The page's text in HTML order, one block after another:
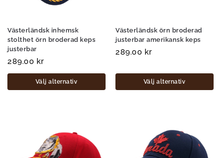
Västerländsk inhemsk
stolthet örn broderad keps
justerbar
289.00 kr
Välj alternativ
Västerländsk örn broderad
justerbar amerikansk keps
289.00 kr
Välj alternativ